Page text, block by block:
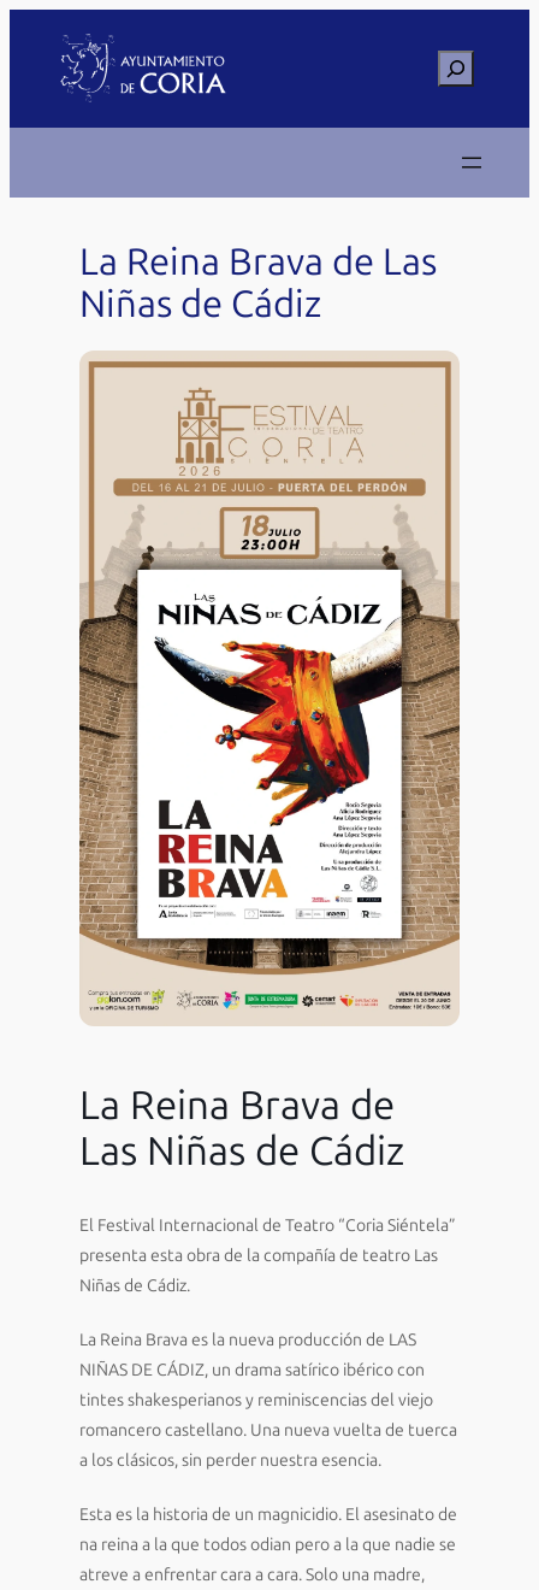
contenido
Buscar
La Reina Brava de Las
Niñas de Cádiz
La Reina Brava de
Las Niñas de Cádiz
El Festival Internacional de Teatro “Coria Siéntela”
presenta esta obra de la compañía de teatro Las
Niñas de Cádiz.
La Reina Brava es la nueva producción de LAS
NIÑAS DE CÁDIZ, un drama satírico ibérico con
tintes shakesperianos y reminiscencias del viejo
romancero castellano. Una nueva vuelta de tuerca
a los clásicos, sin perder nuestra esencia.
Esta es la historia de un magnicidio. El asesinato de
na reina a la que todos odian pero a la que nadie se
atreve a enfrentar cara a cara. Solo una madre,